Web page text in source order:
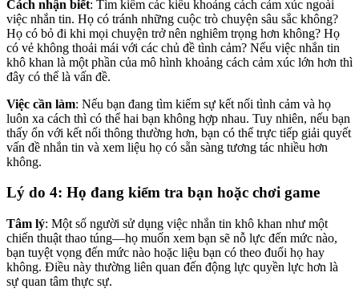
Cách nhận biết: Tìm kiếm các kiểu khoảng cách cảm xúc ngoài
việc nhắn tin. Họ có tránh những cuộc trò chuyện sâu sắc không?
Họ có bỏ đi khi mọi chuyện trở nên nghiêm trọng hơn không? Họ
có vẻ không thoải mái với các chủ đề tình cảm? Nếu việc nhắn tin
khô khan là một phần của mô hình khoảng cách cảm xúc lớn hơn thì
đây có thể là vấn đề.
Việc cần làm: Nếu bạn đang tìm kiếm sự kết nối tình cảm và họ
luôn xa cách thì có thể hai bạn không hợp nhau. Tuy nhiên, nếu bạn
thấy ổn với kết nối thông thường hơn, bạn có thể trực tiếp giải quyết
vấn đề nhắn tin và xem liệu họ có sẵn sàng tương tác nhiều hơn
không.
Lý do 4: Họ đang kiểm tra bạn hoặc chơi game
Tâm lý: Một số người sử dụng việc nhắn tin khô khan như một
chiến thuật thao túng—họ muốn xem bạn sẽ nỗ lực đến mức nào,
bạn tuyệt vọng đến mức nào hoặc liệu bạn có theo đuổi họ hay
không. Điều này thường liên quan đến động lực quyền lực hơn là
sự quan tâm thực sự.